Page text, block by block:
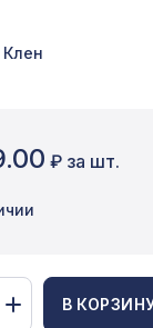
Клен
₽ за шт.
В